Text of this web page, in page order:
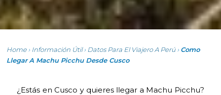
Home › Información Útil› Datos Para El Viajero A Perú › Como
Llegar A Machu Picchu Desde Cusco
¿Estás en Cusco y quieres llegar a Machu Picchu?